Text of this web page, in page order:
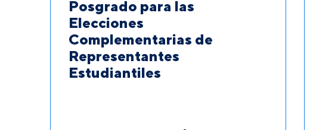
Posgrado para las
Elecciones
Complementarias de
Representantes
Estudiantiles